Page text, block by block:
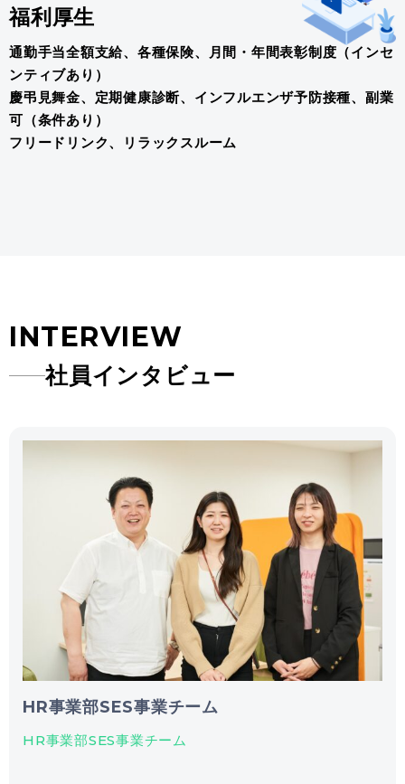
福利厚生
通勤手当全額支給、各種保険、月間・年間表彰制度（インセ
ンティブあり）
慶弔見舞金、定期健康診断、インフルエンザ予防接種、副業
可（条件あり）
フリードリンク、リラックスルーム
INTERVIEW
社員インタビュー
HR事業部SES事業チーム
HR事業部SES事業チーム